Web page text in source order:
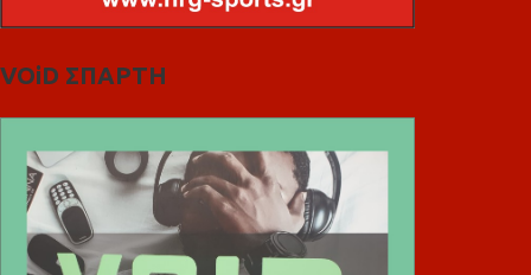
VOiD ΣΠΑΡΤΗ